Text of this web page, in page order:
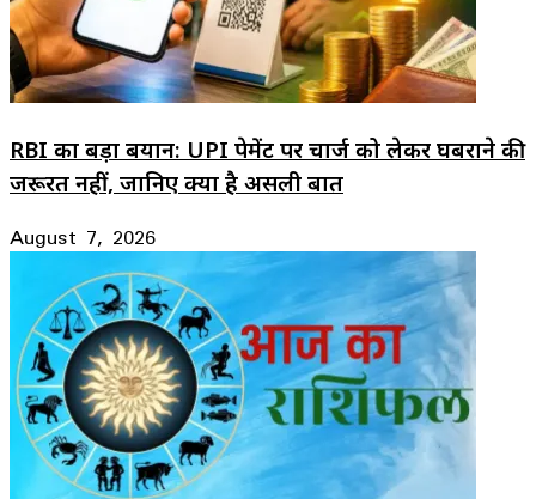
RBI का बड़ा बयान: UPI पेमेंट पर चार्ज को लेकर घबराने की
जरूरत नहीं, जानिए क्या है असली बात
August 7, 2026